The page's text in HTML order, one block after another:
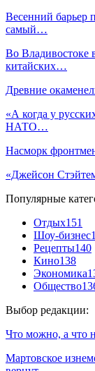
Весенний барьер
самый…
Во Владивостоке
китайских…
Древние
«А когда у
НАТО…
Насморк
«Джейсон
Популярные
Отдых151
Шоу-бизнес
Рецепты140
Кино138
Экономика
Общество
Выбор редакции:
Что можно, а что
Мартовское